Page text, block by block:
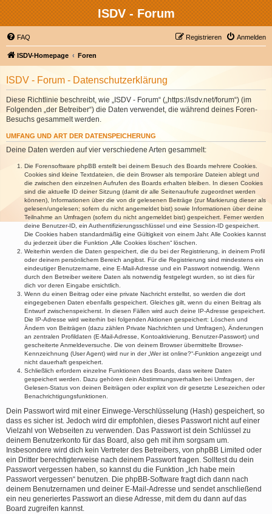
ISDV - Forum
FAQ Anmelden
Registrieren
ISDV-Homepage Foren
ISDV - Forum - Datenschutzerklärung
Diese Richtlinie beschreibt, wie „ISDV - Forum“ („https://isdv.net/forum“) (im
Folgenden „der Betreiber“) die Daten verwendet, die während deines Foren-
Besuchs gesammelt werden.
UMFANG UND ART DER DATENSPEICHERUNG
Deine Daten werden auf vier verschiedene Arten gesammelt:
Die Forensoftware phpBB erstellt bei deinem Besuch des Boards mehrere Cookies.
Cookies sind kleine Textdateien, die dein Browser als temporäre Dateien ablegt und
die zwischen den einzelnen Aufrufen des Boards erhalten bleiben. In diesen Cookies
sind die aktuelle ID deiner Sitzung (damit dir alle Seitenaufrufe zugeordnet werden
können), Informationen über die von dir gelesenen Beiträge (zur Markierung dieser als
gelesen/ungelesen; sofern du nicht angemeldet bist) sowie Informationen über deine
Teilnahme an Umfragen (sofern du nicht angemeldet bist) gespeichert. Ferner werden
deine Benutzer-ID, ein Authentifizierungsschlüssel und eine Session-ID gespeichert.
Die Cookies haben standardmäßig eine Gültigkeit von einem Jahr. Alle Cookies kannst
du jederzeit über die Funktion „Alle Cookies löschen“ löschen.
Weiterhin werden die Daten gespeichert, die du bei der Registrierung, in deinem Profil
oder deinem persönlichem Bereich angibst. Für die Registrierung sind mindestens ein
eindeutiger Benutzername, eine E-Mail-Adresse und ein Passwort notwendig. Wenn
durch den Betreiber weitere Daten als notwendig festgelegt wurden, so ist dies für
dich vor deren Eingabe ersichtlich.
Wenn du einen Beitrag oder eine private Nachricht erstellst, so werden die dort
eingegebenen Daten ebenfalls gespeichert. Gleiches gilt, wenn du einen Beitrag als
Entwurf zwischenspeicherst. In diesen Fällen wird auch deine IP-Adresse gespeichert.
Die IP-Adresse wird weiterhin bei folgenden Aktionen gespeichert: Löschen und
Ändern von Beiträgen (dazu zählen Private Nachrichten und Umfragen), Änderungen
an zentralen Profildaten (E-Mail-Adresse, Kontoaktivierung, Benutzer-Passwort) und
gescheiterte Anmeldeversuche. Die von deinem Browser übermittelte Browser-
Kennzeichnung (User Agent) wird nur in der „Wer ist online?“-Funktion angezeigt und
nicht dauerhaft gespeichert.
Schließlich erfordern einzelne Funktionen des Boards, dass weitere Daten
gespeichert werden. Dazu gehören dein Abstimmungsverhalten bei Umfragen, der
Gelesen-Status von deinen Beiträgen oder explizit von dir gesetzte Lesezeichen oder
Benachrichtigungsfunktionen.
Dein Passwort wird mit einer Einwege-Verschlüsselung (Hash) gespeichert, so
dass es sicher ist. Jedoch wird dir empfohlen, dieses Passwort nicht auf einer
Vielzahl von Webseiten zu verwenden. Das Passwort ist dein Schlüssel zu
deinem Benutzerkonto für das Board, also geh mit ihm sorgsam um.
Insbesondere wird dich kein Vertreter des Betreibers, von phpBB Limited oder
ein Dritter berechtigterweise nach deinem Passwort fragen. Solltest du dein
Passwort vergessen haben, so kannst du die Funktion „Ich habe mein
Passwort vergessen“ benutzen. Die phpBB-Software fragt dich dann nach
deinem Benutzernamen und deiner E-Mail-Adresse und sendet anschließend
ein neu generiertes Passwort an diese Adresse, mit dem du dann auf das
Board zugreifen kannst.